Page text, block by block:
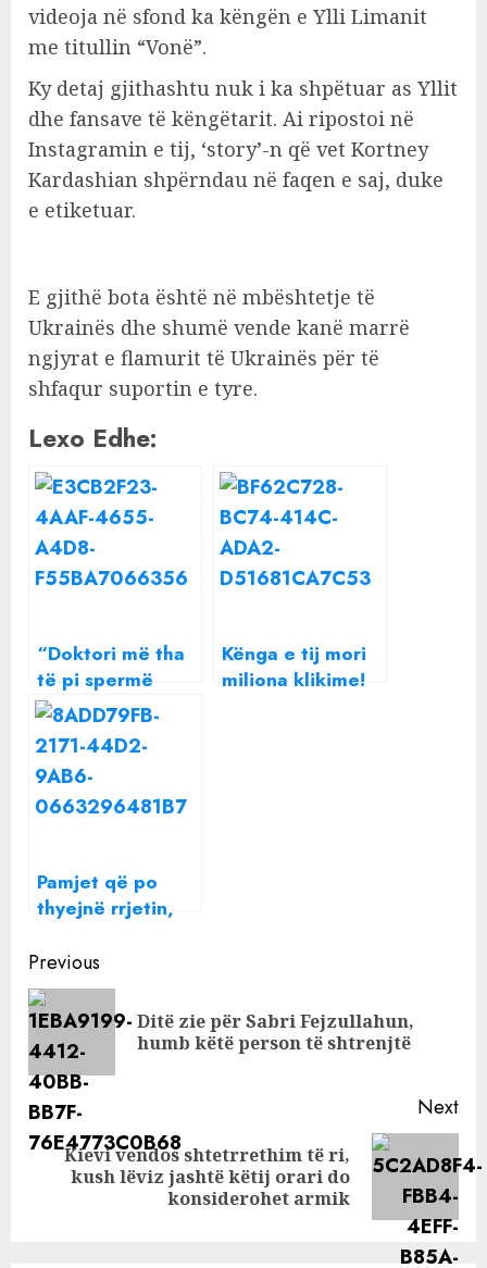
videoja në sfond ka këngën e Ylli Limanit
me titullin “Vonë”.
Ky detaj gjithashtu nuk i ka shpëtuar as Yllit
dhe fansave të këngëtarit. Ai ripostoi në
Instagramin e tij, ‘story’-n që vet Kortney
Kardashian shpërndau në faqen e saj, duke
e etiketuar.
E gjithë bota është në mbështetje të
Ukrainës dhe shumë vende kanë marrë
ngjyrat e flamurit të Ukrainës për të
shfaqur suportin e tyre.
Lexo Edhe:
“Doktori më tha
të pi spermë
katër herë në
javë”, Kourtney
Kardashian e
gatshme të bëjë
gjithçka për një
Kënga e tij mori
miliona klikime!
Pamjet që po
thyejnë rrjetin,
Limanit pas
lëvizjeve
provokuese të
Elvana Gjatës në
koncert
Continue
Reading
Previous
Ditë zie për Sabri Fejzullahun,
humb këtë person të shtrenjtë
Next
Next
Kievi vendos shtetrrethim të ri,
kush lëviz jashtë këtij orari do
konsiderohet armik